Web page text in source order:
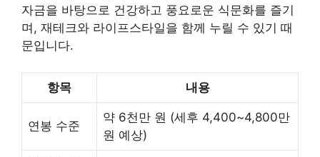
자금을 바탕으로 건강하고 풍요로운 식문화를 즐기
며, 재테크와 라이프스타일을 함께 누릴 수 있기 때
문입니다.
항목 내용
연봉 수준
약 6천만 원 (세후 4,400~4,800만
원 예상)